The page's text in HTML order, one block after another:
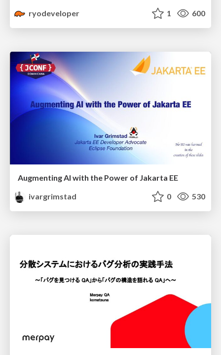
ryodeveloper
1 600
Augmenting AI with the Power of Jakarta EE
ivargrimstad
0 530